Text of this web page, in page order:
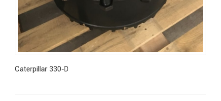
Caterpillar 330-D